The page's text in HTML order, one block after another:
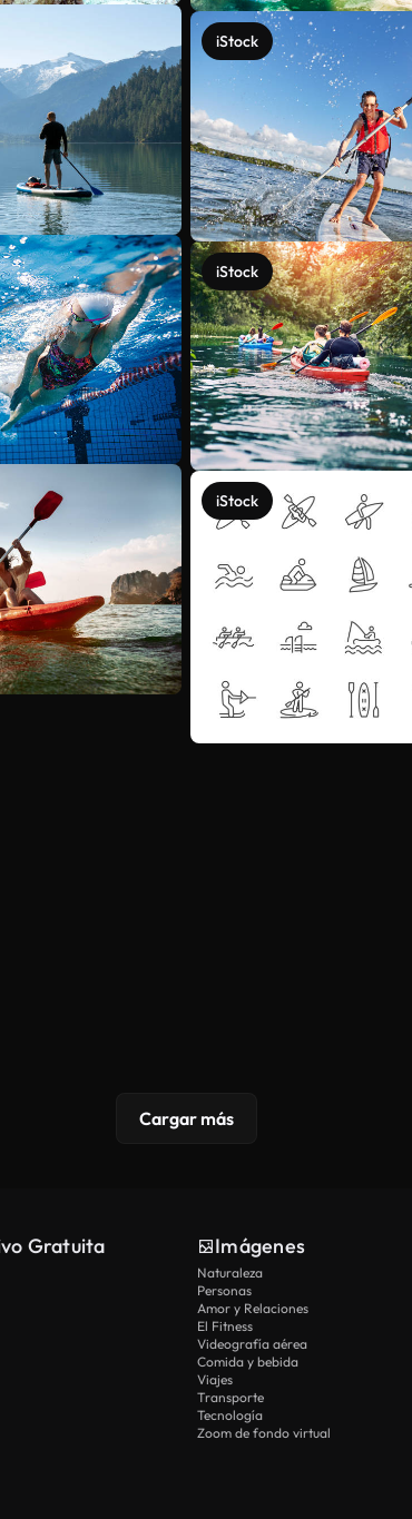
iStock
iStock
iStock
Cargar más
Gratuita Imágenes
Naturaleza
Personas
Amor y Relaciones
El Fitness
Videografía aérea
Comida y bebida
Viajes
Transporte
Tecnología
Zoom de fondo virtual